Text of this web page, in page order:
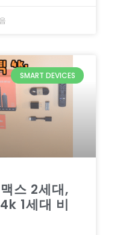
SMART DEVICES
스 2세대,
1세대 비